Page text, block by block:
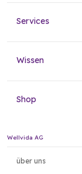
Services
Wissen
Shop
Wellvida AG
über uns